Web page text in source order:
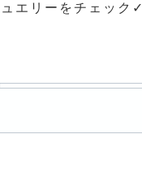
ュエリーをチェック✓